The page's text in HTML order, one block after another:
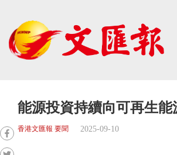
能源投資持續向可再生能
香港文匯報 要聞 2025-09-10